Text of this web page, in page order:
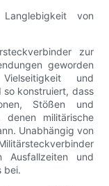
von
zur
geworden
und
konstruiert, dass
Stößen und
denen militärische
Unabhängig von
Ausfallzeiten und
bei.